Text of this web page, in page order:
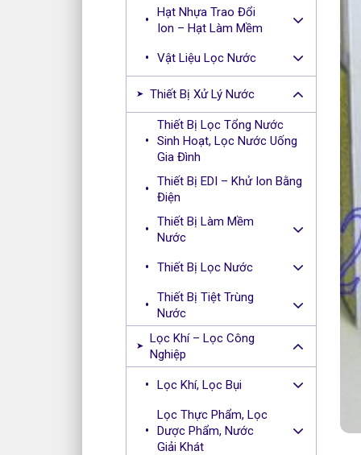
Hạt Nhựa Trao Đổi
Ion – Hạt Làm Mềm
Vật Liệu Lọc Nước
Thiết Bị Xử Lý Nước
Thiết Bị Lọc Tổng Nước
Sinh Hoạt, Lọc Nước Uống
Gia Đình
Thiết Bị EDI – Khử Ion Bằng
Điện
Thiết Bị Làm Mềm
Nước
Thiết Bị Lọc Nước
Thiết Bị Tiệt Trùng
Nước
Lọc Khí – Lọc Công
Nghiệp
Lọc Khí, Lọc Bụi
Lọc Thực Phẩm, Lọc
Dược Phẩm, Nước
Giải Khát